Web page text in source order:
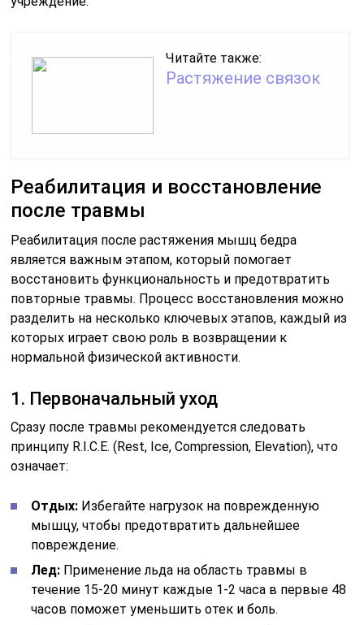
Читайте также:
Растяжение связок
Реабилитация и восстановление
после травмы
Реабилитация после растяжения мышц бедра
является важным этапом, который помогает
восстановить функциональность и предотвратить
повторные травмы. Процесс восстановления можно
разделить на несколько ключевых этапов, каждый из
которых играет свою роль в возвращении к
нормальной физической активности.
1. Первоначальный уход
Сразу после травмы рекомендуется следовать
принципу R.I.C.E. (Rest, Ice, Compression, Elevation), что
означает:
Отдых: Избегайте нагрузок на поврежденную
мышцу, чтобы предотвратить дальнейшее
повреждение.
Лед: Применение льда на область травмы в
течение 15-20 минут каждые 1-2 часа в первые 48
часов поможет уменьшить отек и боль.